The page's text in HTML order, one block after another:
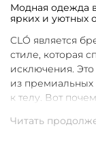
Модная одежда
ярких и уютных
CLÓ является
стиле, которая
исключения.
из
к телу. Вот
продуманные